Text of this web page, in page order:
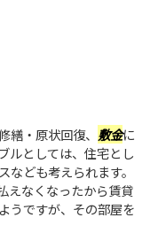
・原状回復、 敷金に
ルとしては、住宅とし
ども考えられます。
えなくなったから賃貸
うですが、その部屋を